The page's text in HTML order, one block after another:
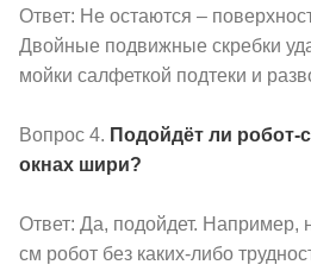
Ответ: Не остаются –
Двойные подвижные скребки
мойки салфеткой подтеки и
Вопрос 4. Подойдёт ли робот-
окнах шири?
Ответ: Да, подойдет. Например,
см робот без каких-либо